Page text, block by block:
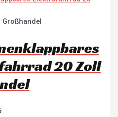
20 Zoll